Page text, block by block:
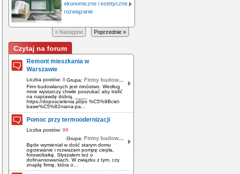
ekonomiczne i estetyczne
rozwiązanie
Poprzednie »
« Następne
Czytaj na forum
Remont mieszkania w
Warszawie
Liczba postów: 8 Grupa: Firmy budow...
Firm budowlanych jest mnóstwo. Według
mnie wystarczy chwile poszukać aby trafić
na naprawdę dobrą. ____
https://doposcielenia.pl/po %C5%9Bciel-
bawe%C5%82niana-pa...
Pomoc przy termoodernizacji
Liczba postów: 96
Grupa: Firmy budow...
Będe wymieniał w dość starym domu
ogrzewanie i rozważam pompę ciepła,
fotowoltaikę. Słyszałem też o
dofinansowaniach. W związku z tym, czy
znajdę firmę, która o...